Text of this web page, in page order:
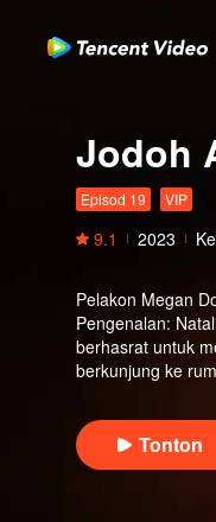
Jodoh
Episod 19 VIP
9.1 2023
Pelakon Megan
Pengenalan:
berhasrat untuk
berkunjung ke
tirinya yang nerd
dan
dalam hutan,
Tonton